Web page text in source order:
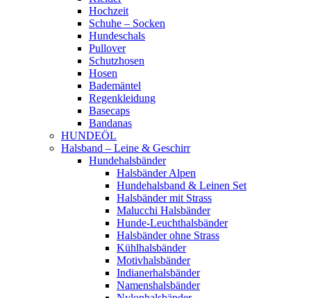
Hochzeit
Schuhe – Socken
Hundeschals
Pullover
Schutzhosen
Hosen
Bademäntel
Regenkleidung
Basecaps
Bandanas
HUNDEÖL
Halsband – Leine & Geschirr
Hundehalsbänder
Halsbänder Alpen
Hundehalsband & Leinen Set
Halsbänder mit Strass
Malucchi Halsbänder
Hunde-Leuchthalsbänder
Halsbänder ohne Strass
Kühlhalsbänder
Motivhalsbänder
Indianerhalsbänder
Namenshalsbänder